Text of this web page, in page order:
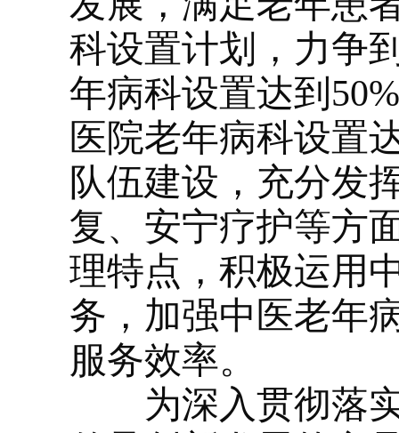
科设置计划，力争
年病科设置达到
医院老年病科设置
队伍建设，充分发
复、安宁疗护等方
理特点，积极运用
务，加强中医老年
服务效率。
为深入贯彻落实